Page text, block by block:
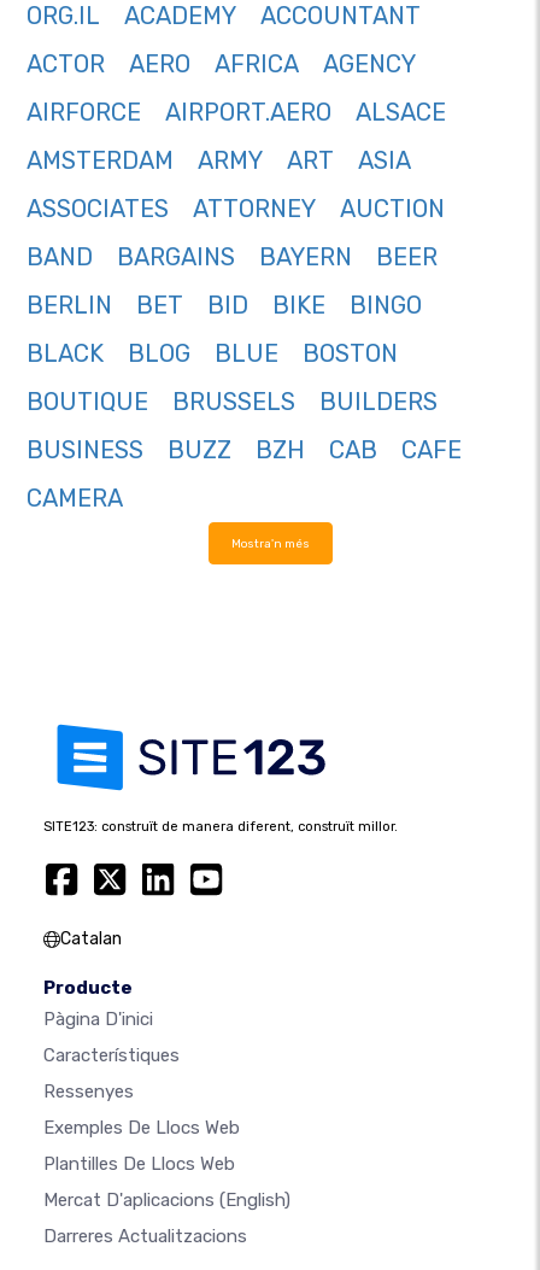
ORG.IL
ACADEMY
ACCOUNTANT
ACTOR
AERO AFRICA
AGENCY
AIRFORCE
AIRPORT.AERO
ALSACE
AMSTERDAM
ARMY ART
ASIA
ASSOCIATES
ATTORNEY
AUCTION
BAND
BARGAINS BAYERN
BEER
BERLIN
BET BID BIKE
BINGO
BLACK
BLOG BLUE
BOSTON
BOUTIQUE
BRUSSELS
BUILDERS
BUSINESS
BUZZ BZH CAB
CAFE
CAMERA
Mostra'n més
SITE123: construït de manera diferent, construït millor.
Catalan
Producte
Pàgina D'inici
Característiques
Ressenyes
Exemples De Llocs Web
Plantilles De Llocs Web
Mercat D'aplicacions (English)
Darreres Actualitzacions